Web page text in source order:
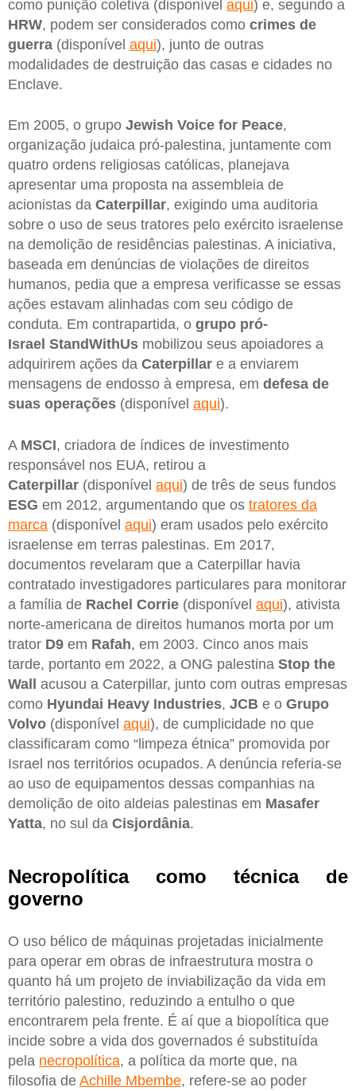
como punição coletiva (disponível aqui) e, segundo a
HRW, podem ser considerados como crimes de
guerra (disponível aqui), junto de outras
modalidades de destruição das casas e cidades no
Enclave.
Em 2005, o grupo Jewish Voice for Peace,
organização judaica pró-palestina, juntamente com
quatro ordens religiosas católicas, planejava
apresentar uma proposta na assembleia de
acionistas da Caterpillar, exigindo uma auditoria
sobre o uso de seus tratores pelo exército israelense
na demolição de residências palestinas. A iniciativa,
baseada em denúncias de violações de direitos
humanos, pedia que a empresa verificasse se essas
ações estavam alinhadas com seu código de
conduta. Em contrapartida, o grupo pró-
Israel StandWithUs mobilizou seus apoiadores a
adquirirem ações da Caterpillar e a enviarem
mensagens de endosso à empresa, em defesa de
suas operações (disponível aqui).
A MSCI, criadora de índices de investimento
responsável nos EUA, retirou a
Caterpillar (disponível aqui) de três de seus fundos
ESG em 2012, argumentando que os tratores da
marca (disponível aqui) eram usados pelo exército
israelense em terras palestinas. Em 2017,
documentos revelaram que a Caterpillar havia
contratado investigadores particulares para monitorar
a família de Rachel Corrie (disponível aqui), ativista
norte-americana de direitos humanos morta por um
trator D9 em Rafah, em 2003. Cinco anos mais
tarde, portanto em 2022, a ONG palestina Stop the
Wall
acusou a Caterpillar, junto com outras empresas
como Hyundai Heavy Industries, JCB e o Grupo
Volvo (disponível aqui), de cumplicidade no que
classificaram como “limpeza étnica” promovida por
Israel nos territórios ocupados. A denúncia referia-se
ao uso de equipamentos dessas companhias na
demolição de oito aldeias palestinas em Masafer
Yatta, no sul da Cisjordânia.
Necropolítica como técnica de
governo
O uso bélico de máquinas projetadas inicialmente
para operar em obras de infraestrutura mostra o
quanto há um projeto de inviabilização da vida em
território palestino, reduzindo a entulho o que
encontrarem pela frente. É aí que a biopolítica que
incide sobre a vida dos governados é substituída
pela necropolítica, a política da morte que, na
filosofia de Achille Mbembe, refere-se ao poder